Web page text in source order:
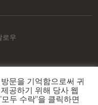
로우
문을 기억함으로써 귀
공하기 위해 당사 웹
두 수락"을 클릭하면